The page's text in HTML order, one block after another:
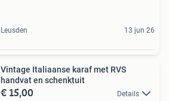
Leusden 13 jun 26
Vintage Italiaanse karaf met RVS
handvat en schenktuit
€ 15,00 Details